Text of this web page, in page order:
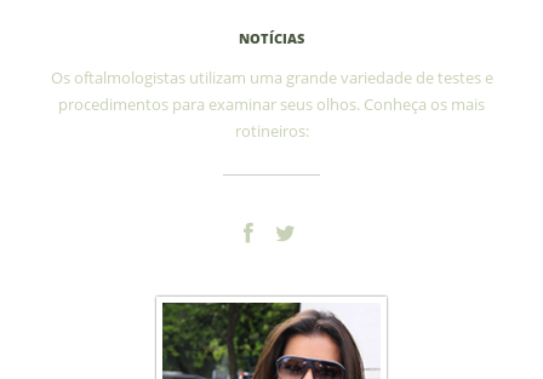
NOTÍCIAS
Os oftalmologistas utilizam uma grande variedade de testes e
procedimentos para examinar seus olhos. Conheça os mais
rotineiros: